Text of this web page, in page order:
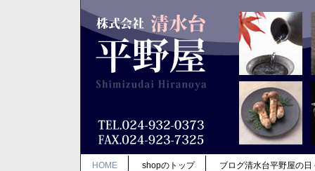
HOME shopのトップ ブログ清水台平野屋の日